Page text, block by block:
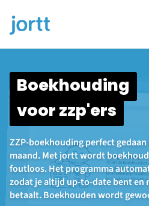
Boekhouding
voor zzp'ers
ZZP-boekhouding perfect
maand. Met jortt wordt
foutloos. Het programma
zodat je altijd up-to-date bent en
betaalt. Boekhouden wordt